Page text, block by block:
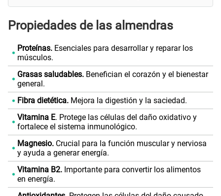
Propiedades de las almendras
Proteínas.Esenciales para desarrollar y reparar los
músculos.
Grasas saludables.Benefician el corazón y el bienestar
general.
Fibra dietética.Mejora la digestión y la saciedad.
Vitamina E. Protege las células del daño oxidativo y
fortalece el sistema inmunológico.
Magnesio.Crucial para la función muscular y nerviosa
y ayuda a generar energía.
Vitamina B2.Importante para convertir los alimentos
en energía.